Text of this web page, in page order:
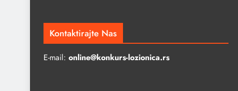
Kontaktirajte Nas
E-mail: online@konkurs-lozionica.rs